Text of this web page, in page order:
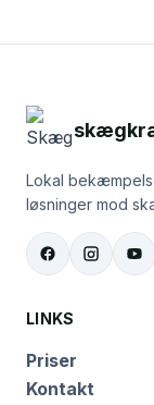
Lokal
løsninger mod
LINKS
Priser
Kontakt